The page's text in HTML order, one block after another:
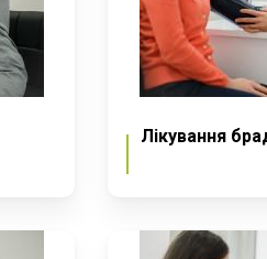
Лікування